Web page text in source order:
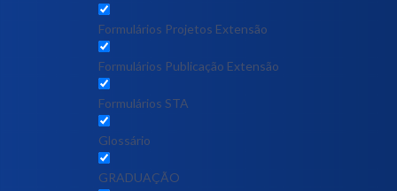
Formulários Projetos Extensão
Formulários Publicação Extensão
Formulários STA
Glossário
GRADUAÇÃO